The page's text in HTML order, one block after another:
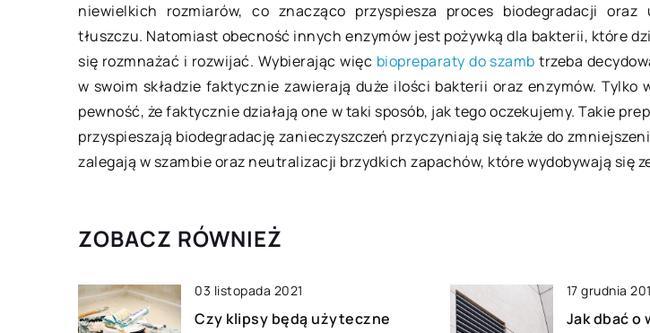
niewielkich rozmiarów, co znacząco przyspiesza proces biodegradacji oraz
tłuszczu. Natomiast obecność innych enzymów jest pożywką dla bakterii, które
się rozmnażać i rozwijać. Wybierając więc biopreparaty do szamb trzeba
w swoim składzie faktycznie zawierają duże ilości bakterii oraz enzymów. Tylko
pewność, że faktycznie działają one w taki sposób, jak tego oczekujemy. Takie
przyspieszają biodegradację zanieczyszczeń przyczyniają się także do
zalegają w szambie oraz neutralizacji brzydkich zapachów, które wydobywają się
ZOBACZ RÓWNIEŻ
03 listopada 2021
Czy klipsy będą użyteczne
17 grudnia
Jak dbać o
Odchudzanie – czy istnieje inny
sposób niż dieta?
Zachowanie prawidłowej masy ciała
jest kwestią niezwykle istotną ze
względów zdrowotnych.
Jednocześnie osoby z nadwagą
często postrzegane są jako
wiedzieć?
Wycena
który z
o
mieszkania,